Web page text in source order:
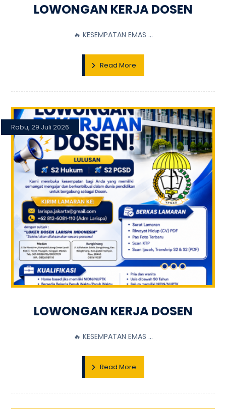
LOWONGAN KERJA DOSEN
🔥 KESEMPATAN EMAS ...
Read More
LOWONGAN KERJA DOSEN
Rabu, 29 Juli 2026
🔥 KESEMPATAN EMAS ...
Read More